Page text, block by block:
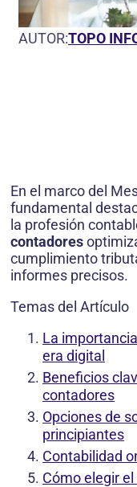
AUTOR:TOPO
En el marco del
fundamental
la profesión
contadores
cumplimiento
informes precisos.
Temas del Artículo
La
era digital
Beneficios
contadores
Opciones de
principiantes
Contabilidad
Cómo elegir